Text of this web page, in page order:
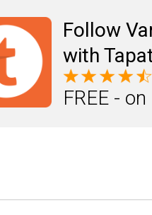
Follow
with
FREE -